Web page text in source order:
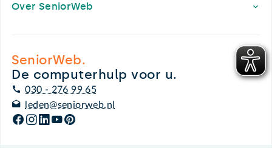
Over SeniorWeb
SeniorWeb.
De computerhulp voor u.
030 - 276 99 65
leden@seniorweb.nl